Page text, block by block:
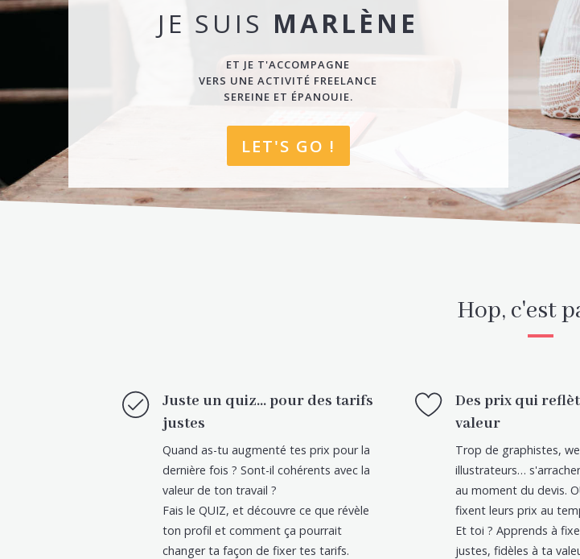
JE SUIS MARLÈNE
ET JE T'ACCOMPAGNE
VERS UNE ACTIVITÉ FREELANCE
SEREINE ET ÉPANOUIE.
LET'S GO !
Hop, c'est
Juste un quiz… pour des tarifs
justes
Quand as-tu augmenté tes prix pour la
dernière fois ? Sont-il cohérents avec la
valeur de ton travail ?
Fais le QUIZ, et découvre ce que révèle
ton profil et comment ça pourrait
changer ta façon de fixer tes tarifs.
Des prix qui
valeur
Trop de graphistes,
illustrateurs…
au moment du devis.
fixent leurs prix au
Et toi ? Apprends à
justes, fidèles à ta